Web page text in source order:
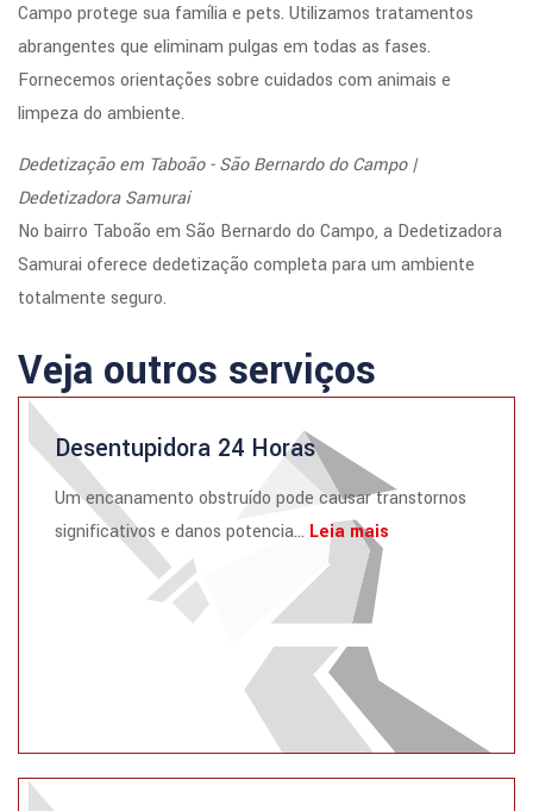
Campo protege sua família e pets. Utilizamos tratamentos
abrangentes que eliminam pulgas em todas as fases.
Fornecemos orientações sobre cuidados com animais e
limpeza do ambiente.
Dedetização em Taboão - São Bernardo do Campo |
Dedetizadora Samurai
No bairro Taboão em São Bernardo do Campo, a Dedetizadora
Samurai oferece dedetização completa para um ambiente
totalmente seguro.
Veja outros serviços
Desentupidora 24 Horas
Um encanamento obstruído pode causar transtornos
significativos e danos potencia... Leia mais